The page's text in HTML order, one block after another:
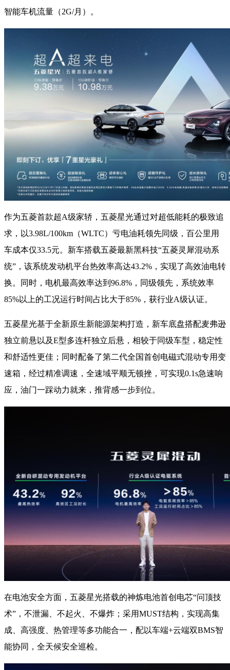
智能车机流量（2G/月）。
作为五菱首款超A级家轿，五菱星光通过对超低能耗的极致追
求，以3.98L/100km（WLTC）亏电油耗领先同级，百公里用
车成本仅33.5元。新车搭载五菱最新黑科技“五菱灵犀混动系
统”，该系统发动机平台热效率高达43.2%，实现了高效油电转
换。同时，电机最高效率达到96.8%，同级领先，系统效率
85%以上的工况运行时间占比大于85%，获行业A级认证。
五菱星光基于全新原生新能源架构打造，新车底盘搭配麦弗逊
独立前悬以及E型多连杆独立后悬，相较于同级车型，稳定性
和舒适性更佳；同时配备了第二代全国首创电磁式混动专用变
速箱，经过精准调速，全速域平顺无顿挫，可实现0.1s急速响
应，油门一踩动力就来，推背感一步到位。
在电池安全方面，五菱星光搭载的神炼电池首创电芯“问顶技
术”，不泄漏、不起火、不爆炸；采用MUST结构，实现高集
成、高强度、热管理等多功能合一，配以车端+云端双BMS智
能协同，全天候安全巡检。